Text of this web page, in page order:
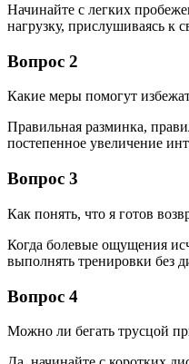
Начинайте с легких
нагрузку, прислушиваясь к
Вопрос 2
Какие меры помогут
Правильная разминка,
постепенное увеличение
Вопрос 3
Как понять, что я готов
Когда болевые ощущения
выполнять тренировки без
Вопрос 4
Можно ли бегать трусцой